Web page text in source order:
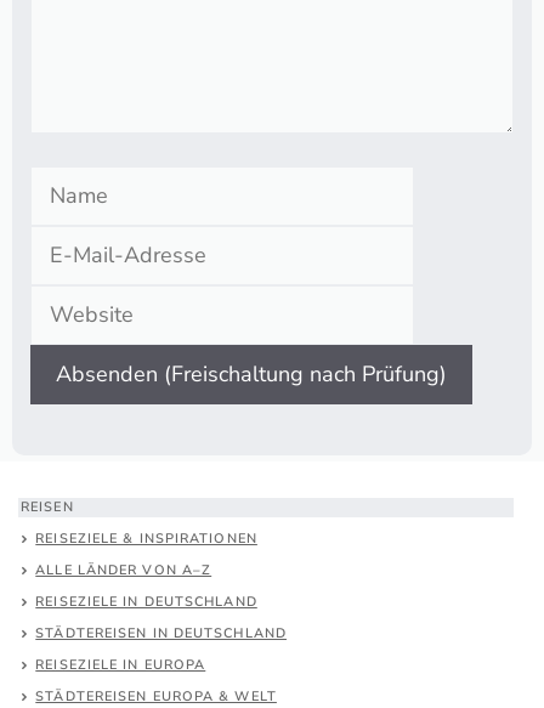
Name
REISEN
REISEZIELE & INSPIRATIONEN
ALLE LÄNDER VON A–Z
REISEZIELE IN DEUTSCHLAND
STÄDTEREISEN IN DEUTSCHLAND
REISEZIELE IN EUROPA
STÄDTEREISEN EUROPA & WELT